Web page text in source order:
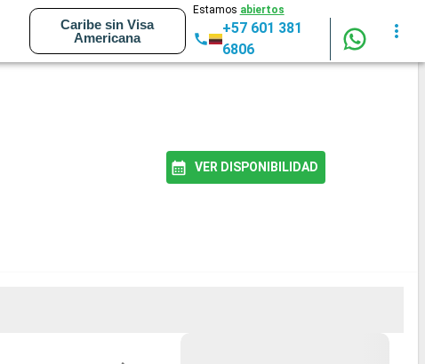
Caribe sin Visa
Americana
Estamos abiertos
+57 601 381
6806
VER DISPONIBILIDAD